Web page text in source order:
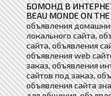
БОМОНД В
BEAU MONDE ON
объявления
локального сайта,
сайта, объявления
объявления web
заказ, объявления
сайтов под заказ,
объявления сайта